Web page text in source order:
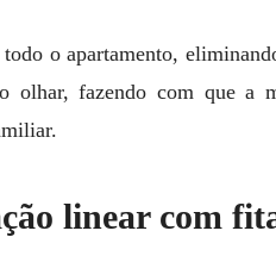
o apartamento,
fazendo com que a
linear com